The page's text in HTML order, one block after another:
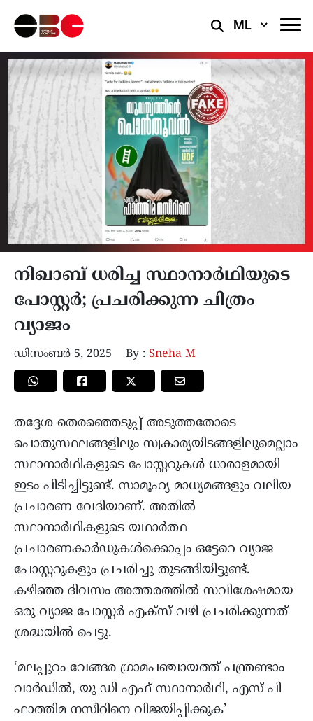
Select
നിഖാബ് ധരിച്ച സ്ഥാനാർഥിയുടെ
പോസ്റ്റർ; പ്രചരിക്കുന്ന ചിത്രം
വ്യാജം
ഡിസംബർ 5, 2025 By : Sneha M
തദ്ദേശ തെരഞ്ഞെടുപ്പ് അടുത്തതോടെ
പൊതുസ്ഥലങ്ങളിലും സ്വകാര്യയിടങ്ങളിലുമെല്ലാം
സ്ഥാനാർഥികളുടെ പോസ്റ്ററുകൾ ധാരാളമായി
ഇടം പിടിച്ചിട്ടുണ്ട്. സാമൂഹ്യ മാധ്യമങ്ങളും വലിയ
പ്രചാരണ വേദിയാണ്. അതിൽ
സ്ഥാനാർഥികളുടെ യഥാർത്ഥ
പ്രചാരണകാർഡുകൾക്കൊപ്പം ഒട്ടേറെ വ്യാജ
പോസ്റ്ററുകളും പ്രചരിച്ചു തുടങ്ങിയിട്ടുണ്ട്.
കഴിഞ്ഞ ദിവസം അത്തരത്തിൽ സവിശേഷമായ
ഒരു വ്യാജ പോസ്റ്റർ എക്സ് വഴി പ്രചരിക്കുന്നത്
ശ്രദ്ധയിൽ പെട്ടു.
‘മലപ്പുറം വേങ്ങര ഗ്രാമപഞ്ചായത്ത് പന്ത്രണ്ടാം
വാർഡിൽ, യു ഡി എഫ് സ്ഥാനാർഥി, എസ് പി
ഫാത്തിമ നസീറിനെ വിജയിപ്പിക്കുക’